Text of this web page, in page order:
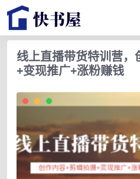
线上直播带货特训营，
+变现推广+涨粉赚钱